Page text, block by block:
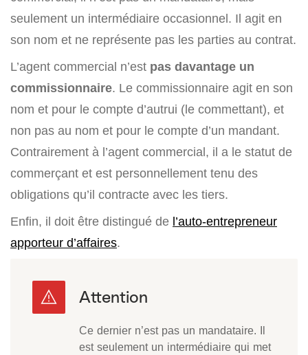
seulement un intermédiaire occasionnel. Il agit en
son nom et ne représente pas les parties au contrat.
L’agent commercial n’est pas davantage un
commissionnaire. Le commissionnaire agit en son
nom et pour le compte d’autrui (le commettant), et
non pas au nom et pour le compte d’un mandant.
Contrairement à l’agent commercial, il a le statut de
commerçant et est personnellement tenu des
obligations qu’il contracte avec les tiers.
Enfin, il doit être distingué de l’auto-entrepreneur
apporteur d’affaires.
Ce dernier n’est pas un mandataire. Il
est seulement un intermédiaire qui met